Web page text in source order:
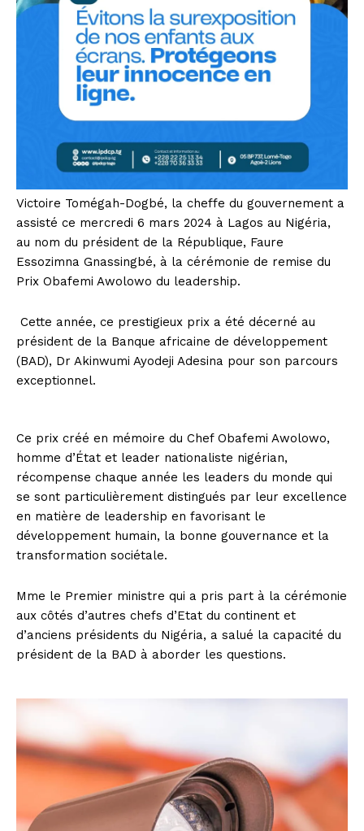
Victoire Tomégah-Dogbé, la cheffe du gouvernement a
assisté ce mercredi 6 mars 2024 à Lagos au Nigéria,
au nom du président de la République, Faure
Essozimna Gnassingbé, à la cérémonie de remise du
Prix Obafemi Awolowo du leadership.
Cette année, ce prestigieux prix a été décerné au
président de la Banque africaine de développement
(BAD), Dr Akinwumi Ayodeji Adesina pour son parcours
exceptionnel.
Ce prix créé en mémoire du Chef Obafemi Awolowo,
homme d’État et leader nationaliste nigérian,
récompense chaque année les leaders du monde qui
se sont particulièrement distingués par leur excellence
en matière de leadership en favorisant le
développement humain, la bonne gouvernance et la
transformation sociétale.
Mme le Premier ministre qui a pris part à la cérémonie
aux côtés d’autres chefs d’Etat du continent et
d’anciens présidents du Nigéria, a salué la capacité du
président de la BAD à aborder les questions.